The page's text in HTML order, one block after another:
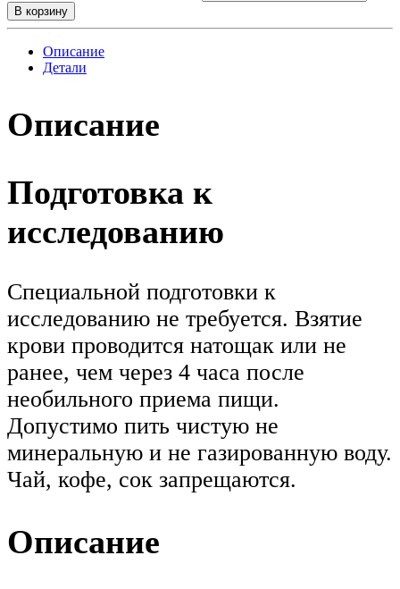
В корзину
Описание
Детали
Описание
Подготовка к
исследованию
Специальной подготовки к
исследованию не требуется. Взятие
крови проводится натощак или не
ранее, чем через 4 часа после
необильного приема пищи.
Допустимо пить чистую не
минеральную и не газированную воду.
Чай, кофе, сок запрещаются.
Описание